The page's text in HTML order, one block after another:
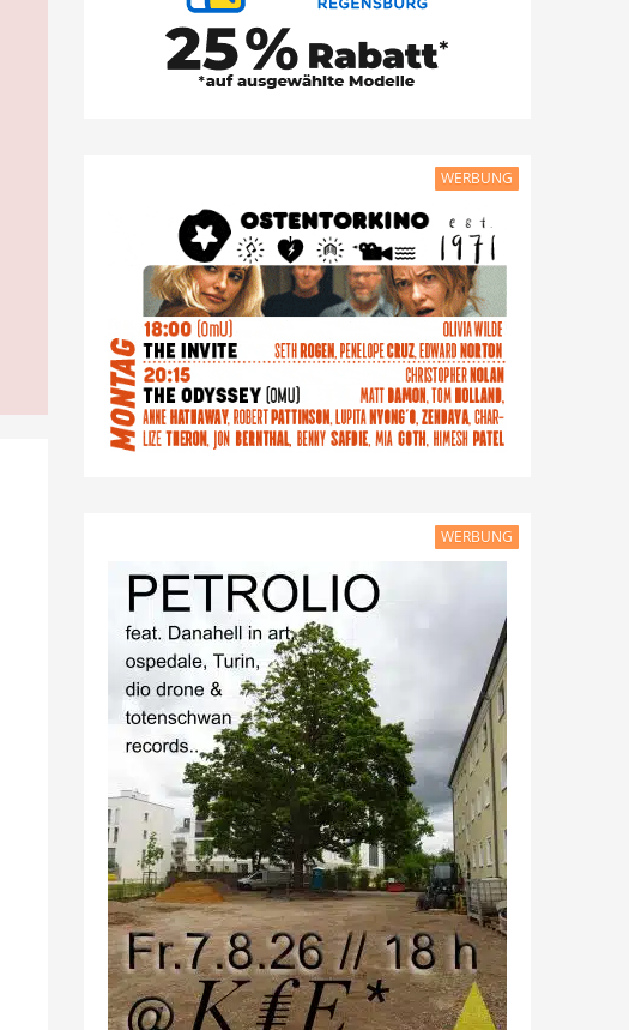
WERBUNG
WERBUNG